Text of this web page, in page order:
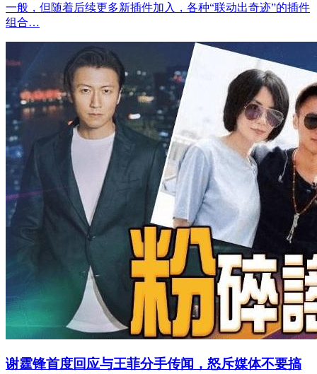
一般，但随着后续更多新插件加入，各种“联动出奇迹”的插件
组合…
谢霆锋首度回应与王菲分手传闻，怒斥媒体不要搞